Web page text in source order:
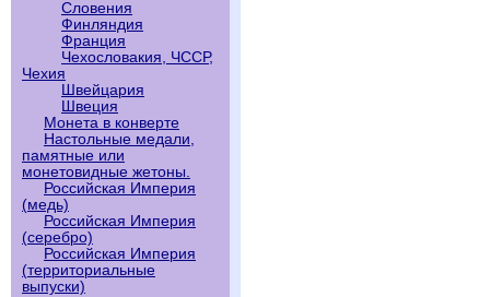
Словения
Финляндия
Франция
Чехословакия, ЧССР,
Чехия
Швейцария
Швеция
Монета в конверте
Настольные медали,
памятные или
монетовидные жетоны.
Российская Империя
(медь)
Российская Империя
(серебро)
Российская Империя
(территориальные
выпуски)